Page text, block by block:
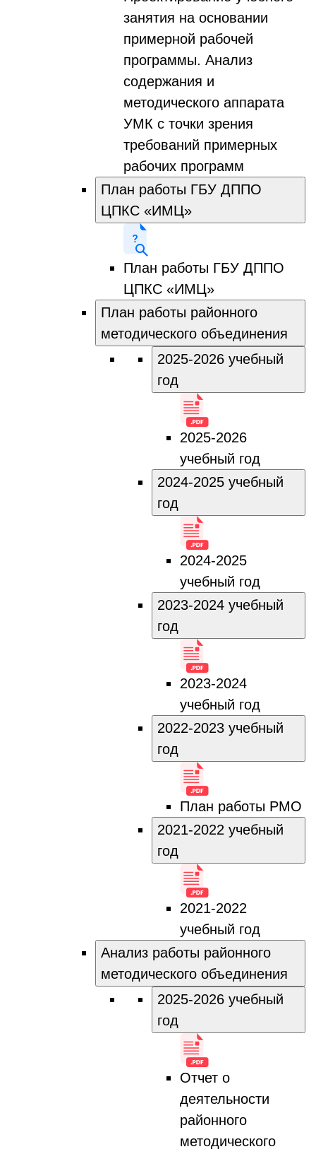
занятия на основании
примерной рабочей
программы. Анализ
содержания и
методического аппарата
УМК с точки зрения
требований примерных
рабочих программ
План работы ГБУ ДППО
ЦПКС «ИМЦ»
План работы ГБУ ДППО
ЦПКС «ИМЦ»
План работы районного
методического объединения
2025-2026 учебный
год
2025-2026
учебный год
2024-2025 учебный
год
2024-2025
учебный год
2023-2024 учебный
год
2023-2024
учебный год
2022-2023 учебный
год
План работы РМО
2021-2022 учебный
год
2021-2022
учебный год
Анализ работы районного
методического объединения
2025-2026 учебный
год
Отчет о
деятельности
районного
методического